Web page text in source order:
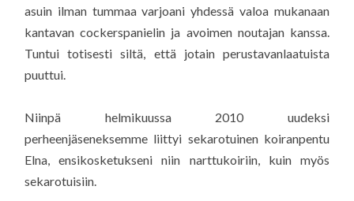
asuin ilman tummaa varjoani yhdessä valoa mukanaan
kantavan cockerspanielin ja avoimen noutajan kanssa.
Tuntui totisesti siltä, että jotain perustavanlaatuista
puuttui.
Niinpä helmikuussa 2010 uudeksi
perheenjäseneksemme liittyi sekarotuinen koiranpentu
Elna, ensikosketukseni niin narttukoiriin, kuin myös
sekarotuisiin.